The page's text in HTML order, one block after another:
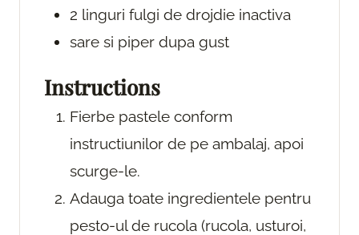
2 linguri fulgi de drojdie inactiva
sare si piper dupa gust
Instructions
Fierbe pastele conform
instructiunilor de pe ambalaj, apoi
scurge-le.
Adauga toate ingredientele pentru
pesto-ul de rucola (rucola, usturoi,